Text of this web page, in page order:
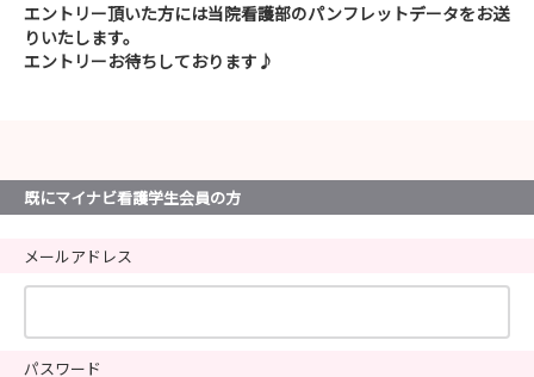
エントリー頂いた方には当院看護部のパンフレットデータをお送
りいたします。
エントリーお待ちしております♪
既にマイナビ看護学生会員の方
メールアドレス
パスワード